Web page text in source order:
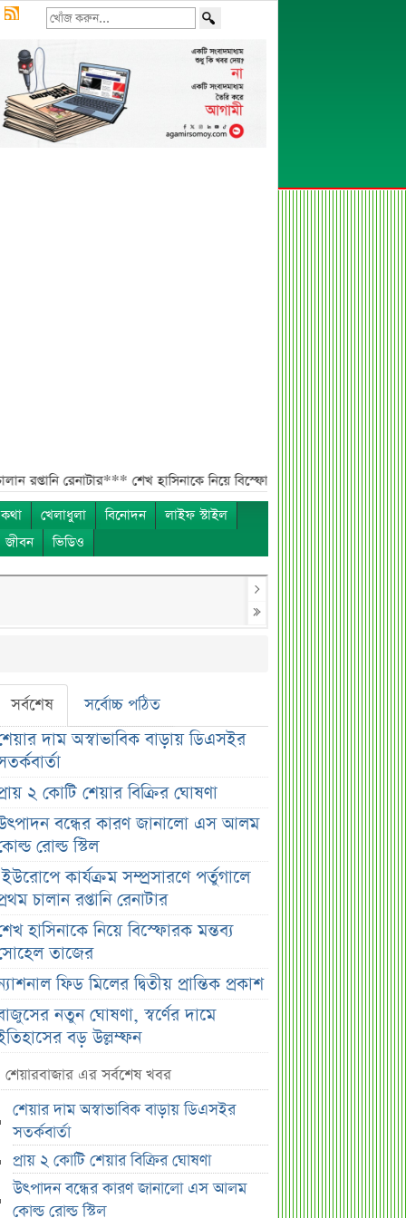
শেখ হাসিনাকে নিয়ে বিস্ফোরক মন্তব্য সোহেল তাজের***
খেলাধুলা বিনোদন
লাইফ স্টাইল
জীবন
ভিডিও
সর্বশেষ সর্বোচ্চ পঠিত
দাম অস্বাভাবিক বাড়ায় ডিএসইর
২ কোটি শেয়ার বিক্রির ঘোষণা
বন্ধের কারণ জানালো এস আলম
রোল্ড স্টিল
কার্যক্রম সম্প্রসারণে পর্তুগালে
চালান রপ্তানি রেনাটার
হাসিনাকে নিয়ে বিস্ফোরক মন্তব্য
তাজের
ফিড মিলের দ্বিতীয় প্রান্তিক প্রকাশ
নতুন ঘোষণা, স্বর্ণের দামে
বড় উল্লম্ফন
প্রোগ্রাম থেকে যে কারণে বের হয়ে
৪৪০০০ দর্শক
হাসিনার বক্তব্য ঘিরে ভারতকে কড়া
বাংলাদেশের
নিয়ে নতুন বিতর্ক, মুখ খুললেন
ওয়াজেদ জয়
শেয়ারবাজার এর সর্বশেষ খবর
শেয়ার দাম অস্বাভাবিক বাড়ায় ডিএসইর
সতর্কবার্তা
প্রায় ২ কোটি শেয়ার বিক্রির ঘোষণা
উৎপাদন বন্ধের কারণ জানালো এস আলম
কোল্ড রোল্ড স্টিল